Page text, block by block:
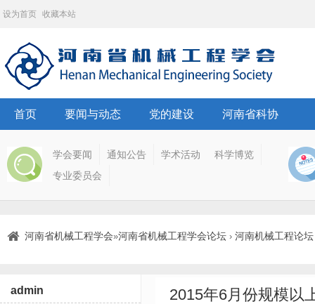
设为首页 收藏本站
首页 要闻与动态 党的建设 河南省科协
学会要闻 通知公告 学术活动
科学博览
专业委员会
河南省机械工程学会»河南省机械工程学会论坛 › 河南机械工程论坛
admin 2015年6月份规模以